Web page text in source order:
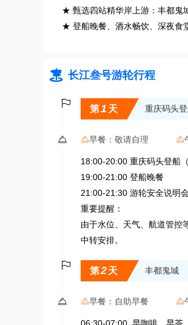
★ 甄选四站精华岸上游：丰都鬼
★ 登船晚餐、酒水畅饮、深夜食
 长江叁号游轮行程

第1 天 重庆码头
 早餐： 敬请自理 
18:00-20:00 重庆码头登船
19:00-21:00 登船晚餐
21:00-21:30 游轮安全说明
重要提醒：
由于水位、天气、航道管控
中转安排。

第2天 丰都鬼城
 早餐： 自助早餐 